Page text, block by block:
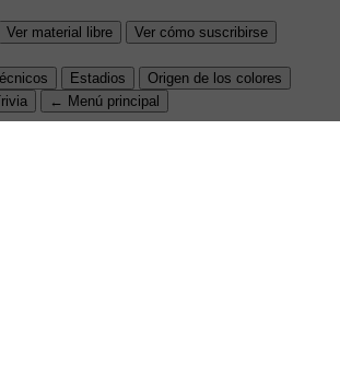
Ver material libre
Ver cómo suscribirse
Estadios
Origen de los colores
← Menú principal